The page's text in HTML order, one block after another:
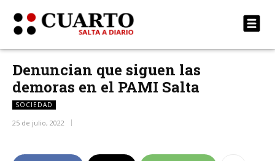
Denuncian que siguen las
demoras en el PAMI Salta
SOCIEDAD
25 de julio, 2022